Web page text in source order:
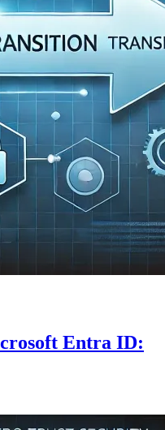
Entra ID: